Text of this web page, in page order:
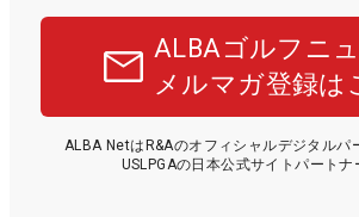
ALBAゴルフニ
メルマガ登録は
ALBA NetはR&Aのオフィシャルデジタルパ
USLPGAの日本公式サイトパートナ